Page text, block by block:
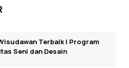
Terbaik I Program
Seni dan Desain